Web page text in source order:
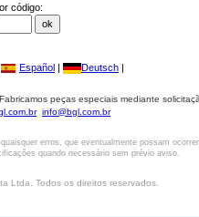
código:
Español | Deutsch |
peças especiais mediante
info@bgl.com.br
erros, que eventualmente possam
quando necessário sem prévio aviso.
Ltda. Todos os direitos reservados.